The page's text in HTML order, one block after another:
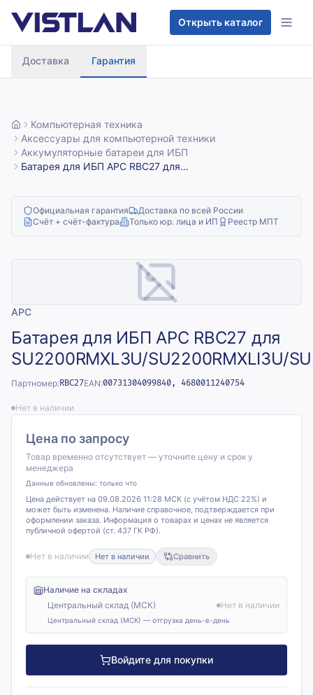
Открыть каталог
Доставка Гарантия
Компьютерная техника
Аксессуары для компьютерной техники
Аккумуляторные батареи для ИБП
Батарея для ИБП APC RBC27 для
Официальная гарантия
Доставка по всей России
Счёт + счёт-фактура
Только юр. лица и ИП Реестр МПТ
APC
Батарея для ИБП APC RBC27 для
SU2200RMXL3U/SU2200RMXLI3U/
Партномер:RBC27EAN:00731304099840, 4680011240754
Нет в наличии
Цена по запросу
Товар временно отсутствует — уточните цену и срок у
менеджера
Данные обновлены: только что
Цена действует на 09.08.2026 11:28 МСК (с учётом НДС 22%) и
может быть изменена. Наличие справочное, подтверждается при
оформлении заказа. Информация о товарах и ценах не является
публичной офертой (ст. 437 ГК РФ).
Нет в наличии Нет в наличии Сравнить
Наличие на складах
Центральный склад (МСК)
Нет в наличии
Центральный склад (МСК) — отгрузка день-в-день
Войдите для покупки